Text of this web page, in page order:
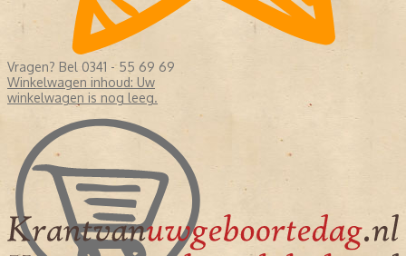
Vragen? Bel 0341 - 55 69 69
Winkelwagen inhoud: Uw
winkelwagen is nog leeg.